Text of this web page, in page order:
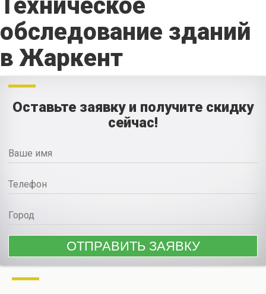
Техническое
обследование зданий
в Жаркент
Оставьте заявку и получите скидку
сейчас!